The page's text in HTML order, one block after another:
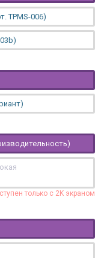
TPMS-006)
только с 2K экраном